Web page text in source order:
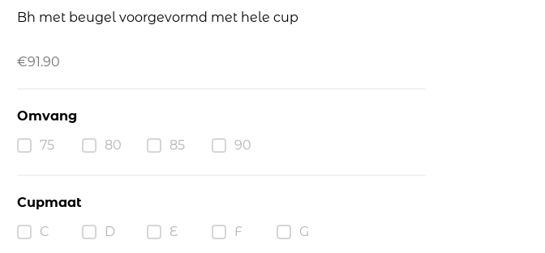
Bh met beugel voorgevormd met hele cup
€91.90
Omvang
75
80 85 90
Cupmaat
C
D E F G